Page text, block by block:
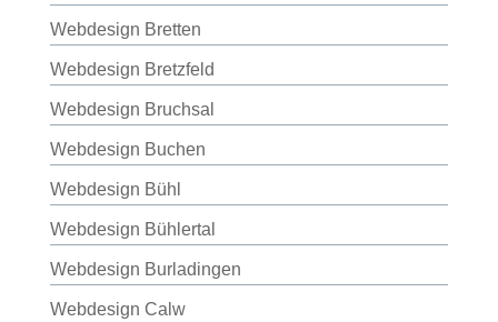
Webdesign Bretten
Webdesign Bretzfeld
Webdesign Bruchsal
Webdesign Buchen
Webdesign Bühl
Webdesign Bühlertal
Webdesign Burladingen
Webdesign Calw